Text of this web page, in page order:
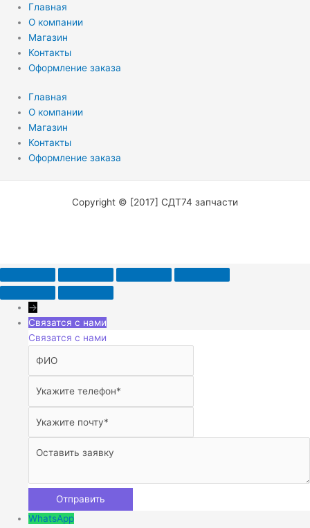
Главная
О компании
Магазин
Контакты
Оформление заказа
Главная
О компании
Магазин
Контакты
Оформление заказа
Copyright © [2017] СДТ74 запчасти
→
Связатся с нами
Связатся с нами
WhatsApp